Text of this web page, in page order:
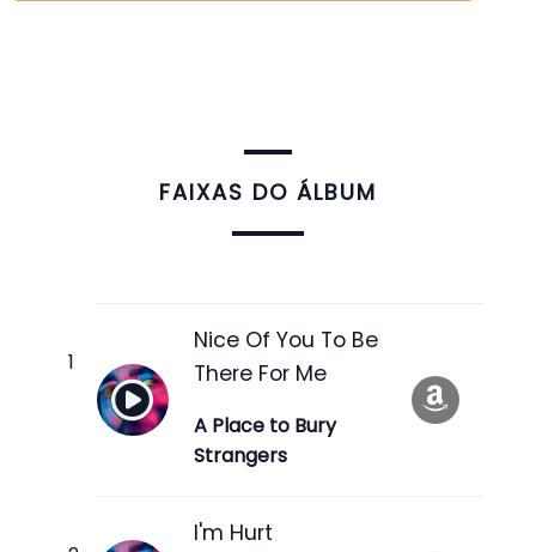
FAIXAS DO ÁLBUM
Nice Of You To Be
There For Me
A Place to Bury
Strangers
I'm Hurt